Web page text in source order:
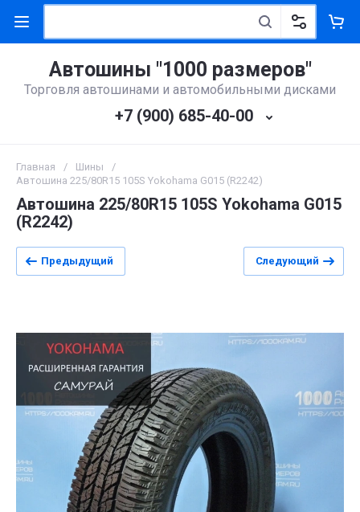
Автошины "1000 размеров"
Торговля автошинами и автомобильными дисками
+7 (900) 685-40-00
Главная / Шины
/
Автошина 225/80R15 105S Yokohama G015 (R2242)
Автошина 225/80R15 105S Yokohama G015
(R2242)
Предыдущий Следующий